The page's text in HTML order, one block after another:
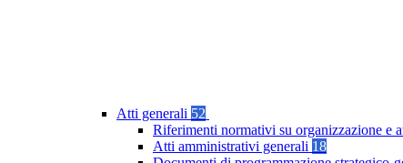
Atti generali 52
Riferimenti normativi su organizzazione e
Atti amministrativi generali 18